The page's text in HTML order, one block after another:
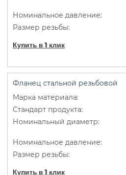
Купить в 1 клик
Фланец стальной резьбовой
Купить в 1 клик